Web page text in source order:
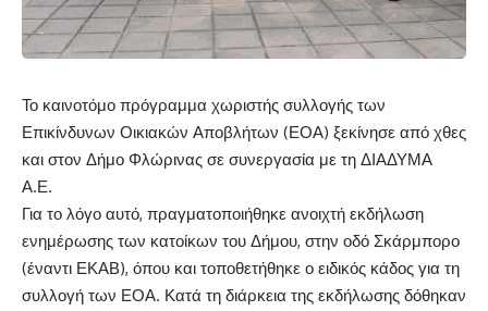
Το καινοτόμο πρόγραμμα χωριστής συλλογής των
Επικίνδυνων Οικιακών Αποβλήτων (ΕΟΑ) ξεκίνησε από χθες
και στον Δήμο Φλώρινας σε συνεργασία με τη ΔΙΑΔΥΜΑ
Α.Ε.
Για το λόγο αυτό, πραγματοποιήθηκε ανοιχτή εκδήλωση
ενημέρωσης των κατοίκων του Δήμου, στην οδό Σκάρμπορο
(έναντι ΕΚΑΒ), όπου και τοποθετήθηκε ο ειδικός κάδος για τη
συλλογή των ΕΟΑ. Κατά τη διάρκεια της εκδήλωσης δόθηκαν